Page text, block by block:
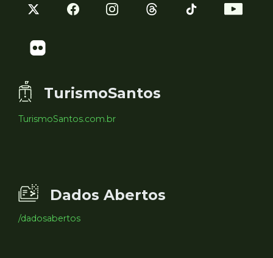
TurismoSantos
TurismoSantos.com.br
Dados Abertos
/dadosabertos